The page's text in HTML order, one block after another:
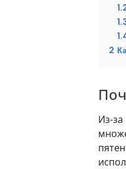
2
Из-